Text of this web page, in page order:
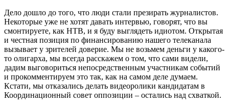
Дело дошло до того, что люди стали презирать журналистов.
Некоторые уже не хотят давать интервью, говорят, что вы
смонтируете, как НТВ, и я буду выглядеть идиотом. Открытая
и честная позиция по финансированию нашего телеканала
вызывает у зрителей доверие. Мы не возьмем деньги у какого-
то олигарха, мы всегда расскажем о том, что сами видели,
дадим выговориться непосредственным участникам событий
и прокомментируем это так, как на самом деле думаем.
Кстати, мы отказались делать видеоролики кандидатам в
Координационный совет оппозиции – остались над схваткой.